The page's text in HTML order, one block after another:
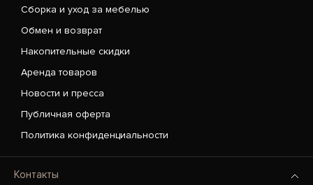
Сборка и уход за мебелью
Обмен и возврат
Накопительные скидки
Аренда товаров
Новости и пресса
Публичная оферта
Политика конфиденциальности
Контакты